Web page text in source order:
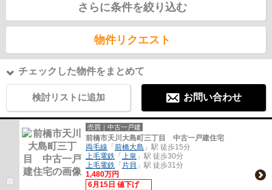
さらに条件を絞り込む
物件リクエスト
チェックした物件をまとめて
検討リストに追加 お問い合わせ
売買｜中古一戸建
前橋市天川大島町三丁目 中古一戸建住宅
両毛線 「 前橋大島 」駅 徒歩15分
上毛電鉄 「 上泉 」駅 徒歩30分
上毛電鉄 「 片貝 」駅 徒歩31分
1,480万円
6月15日 値下げ